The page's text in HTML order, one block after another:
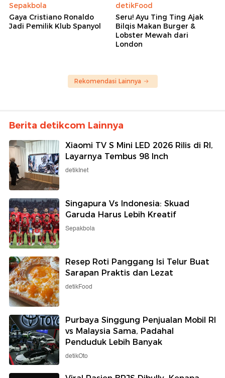
Sepakbola
Gaya Cristiano Ronaldo
Jadi Pemilik Klub Spanyol
detikFood
Seru! Ayu Ting Ting Ajak
Bilqis Makan Burger &
Lobster Mewah dari
London
Rekomendasi Lainnya
Berita detikcom Lainnya
Xiaomi TV S Mini LED 2026 Rilis di RI,
Layarnya Tembus 98 Inch
detikInet
Singapura Vs Indonesia: Skuad
Garuda Harus Lebih Kreatif
Sepakbola
Resep Roti Panggang Isi Telur Buat
Sarapan Praktis dan Lezat
detikFood
Purbaya Singgung Penjualan Mobil RI
vs Malaysia Sama, Padahal
Penduduk Lebih Banyak
detikOto